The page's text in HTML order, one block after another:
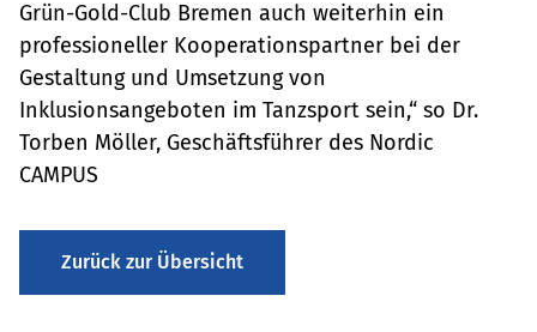
Grün-Gold-Club Bremen auch weiterhin ein
professioneller Kooperationspartner bei der
Gestaltung und Umsetzung von
Inklusionsangeboten im Tanzsport sein,“ so Dr.
Torben Möller, Geschäftsführer des Nordic
CAMPUS
Zurück zur Übersicht